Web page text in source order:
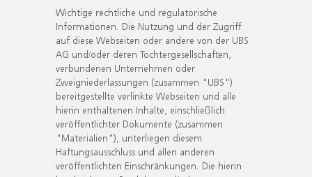
Wichtige rechtliche und regulatorische
Informationen. Die Nutzung und der Zugriff
auf diese Webseiten oder andere von der UBS
AG und/oder deren Tochtergesellschaften,
verbundenen Unternehmen oder
Zweigniederlassungen (zusammen "UBS")
bereitgestellte verlinkte Webseiten und alle
hierin enthaltenen Inhalte, einschließlich
veröffentlichter Dokumente (zusammen
"Materialien"), unterliegen diesem
Haftungsausschluss und allen anderen
veröffentlichten Einschränkungen. Die hierin